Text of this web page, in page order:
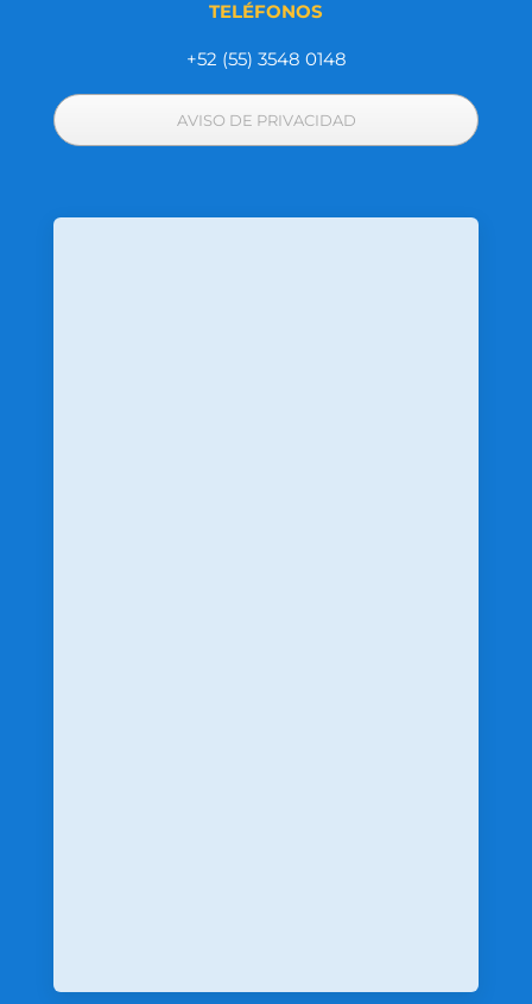
TELÉFONOS
+52 (55) 3548 0148
AVISO DE PRIVACIDAD